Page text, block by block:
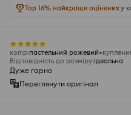
Top 16% найкраще оцінениху
колір:пастельний рожевий
Відповідність до розміру:ідеальна
Дуже гарно
Переглянути оригінал